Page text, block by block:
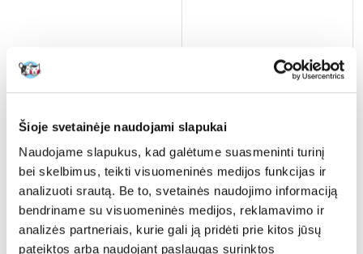
Šioje svetainėje naudojami slapukai
Naudojame slapukus, kad galėtume suasmeninti turinį
bei skelbimus, teikti visuomeninės medijos funkcijas ir
analizuoti srautą. Be to, svetainės naudojimo informaciją
bendriname su visuomeninės medijos, reklamavimo ir
analizės partneriais, kurie gali ją pridėti prie kitos jūsų
pateiktos arba naudojant paslaugas surinktos
VERSELE-LAGA Degu Nature
€5.62
(8.03 € / kg)
ĮDĖTI Į KREPŠELĮ